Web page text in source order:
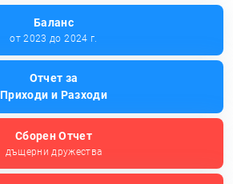
Баланс
от 2023 до 2024 г.
Отчет за
Приходи и Разходи
Сборен Отчет
дъщерни дружества